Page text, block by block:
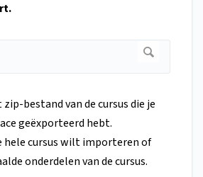
zip-bestand van de cursus die je
geëxporteerd hebt.
hele cursus wilt importeren of
onderdelen van de cursus.